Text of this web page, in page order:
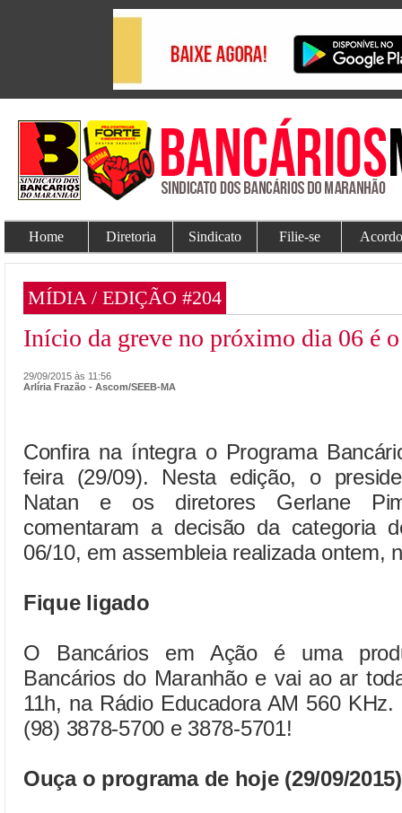
Home Diretoria Sindicato Filie-se
MÍDIA / EDIÇÃO #204
Início da greve no próximo dia 06 é o
29/09/2015 às 11:56
Arlíria Frazão - Ascom/SEEB-MA
Confira na íntegra o Programa
feira (29/09). Nesta edição, o
Natan e os diretores Gerlane
comentaram a decisão da categoria
06/10, em assembleia realizada ontem,
Fique ligado
O Bancários em Ação é uma
Bancários do Maranhão e vai ao ar
11h, na Rádio Educadora AM 560
(98) 3878-5700 e 3878-5701!
Ouça o programa de hoje (29/09/